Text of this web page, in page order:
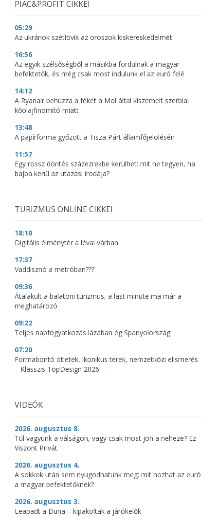
PIAC&PROFIT CIKKEI
05:29
Az ukránok szétlövik az oroszok kiskereskedelmét
16:56
Az egyik szélsőségből a másikba fordulnak a magyar
befektetők, és még csak most indulunk el az euró felé
14:12
A Ryanair behúzza a féket a Mol által kiszemelt szerbiai
kőolajfinomító miatt
13:48
A papírforma győzött a Tisza Párt államfőjelölésén
11:57
Egy rossz döntés százezrekbe kerülhet: mit ne tegyen, ha
bajba kerül az utazási irodája?
TURIZMUS ONLINE CIKKEI
18:10
Digitális élménytér a lévai várban
17:37
Vaddisznó a metróban???
09:36
Átalakult a balatoni turizmus, a last minute ma már a
meghatározó
09:22
Teljes napfogyatkozás lázában ég Spanyolország
07:20
Formabontó ötletek, ikonikus terek, nemzetközi elismerés
– Klasszis TopDesign 2026
VIDEÓK
2026. augusztus 8.
Túl vagyunk a válságon, vagy csak most jön a neheze? Ez
Viszont Privát
2026. augusztus 4.
A sokkok után sem nyugodhatunk meg: mit hozhat az euró
a magyar befektetőknek?
2026. augusztus 3.
Leapadt a Duna – kipakoltak a járókelők